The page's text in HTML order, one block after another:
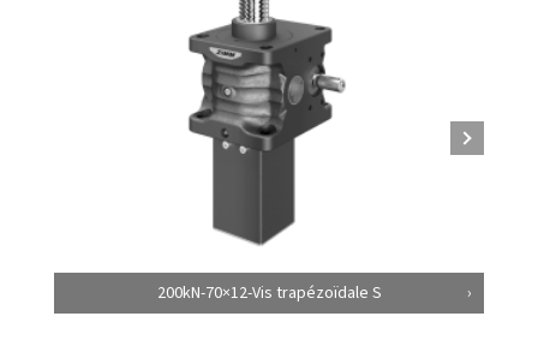
200kN-70×12-Vis trapézoïdale S